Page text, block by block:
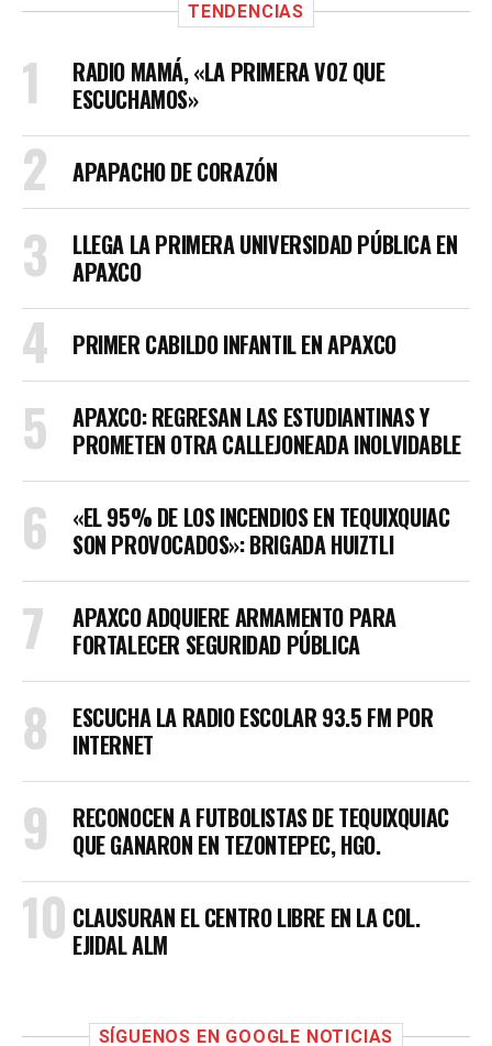
TENDENCIAS
RADIO MAMÁ, «LA PRIMERA VOZ QUE
ESCUCHAMOS»
APAPACHO DE CORAZÓN
LLEGA LA PRIMERA UNIVERSIDAD PÚBLICA EN
APAXCO
PRIMER CABILDO INFANTIL EN APAXCO
APAXCO: REGRESAN LAS ESTUDIANTINAS Y
PROMETEN OTRA CALLEJONEADA INOLVIDABLE
«EL 95% DE LOS INCENDIOS EN TEQUIXQUIAC
SON PROVOCADOS»: BRIGADA HUIZTLI
APAXCO ADQUIERE ARMAMENTO PARA
FORTALECER SEGURIDAD PÚBLICA
ESCUCHA LA RADIO ESCOLAR 93.5 FM POR
INTERNET
RECONOCEN A FUTBOLISTAS DE TEQUIXQUIAC
QUE GANARON EN TEZONTEPEC, HGO.
CLAUSURAN EL CENTRO LIBRE EN LA COL.
EJIDAL ALM
SÍGUENOS EN GOOGLE NOTICIAS